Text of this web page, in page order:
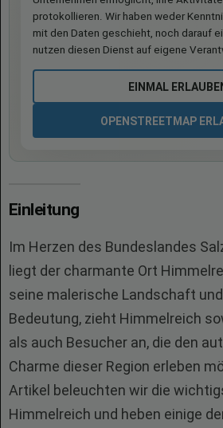
protokollieren. Wir haben weder
mit den Daten geschieht, noch darauf
nutzen diesen Dienst auf eigene
EINMAL
OPENSTREETMAP
Einleitung
Im Herzen des Bundeslandes
liegt der charmante Ort
seine malerische Landschaft
Bedeutung, zieht Himmelreich
als auch Besucher an, die den
Charme dieser Region erleben
Artikel beleuchten wir die
Himmelreich und heben einige